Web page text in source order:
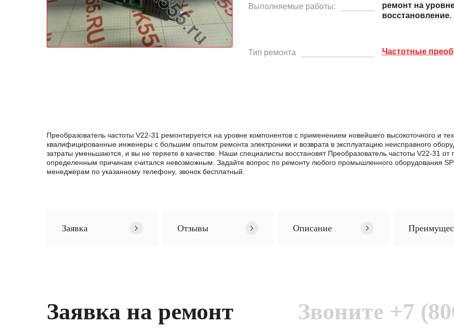
Выполняемые работы:
ремонт на
восстановление.
Тип ремонта Частотные
Преобразователь частоты V22-31 ремонтируется на уровне компонентов с применением новейшего высокоточного и
квалифицированные инженеры с большим опытом ремонта электроники и возврата в эксплуатацию неисправного
затраты уменьшаются, и вы не теряете в качестве. Наши специалисты восстановят Преобразователь частоты V22-31
определенным причинам считался невозможным. Задайте вопрос по ремонту любого промышленного оборудования
менеджерам по указанному телефону, звонок бесплатный.
Заявка Отзывы Описание
Заявка на ремонт Звоните +7